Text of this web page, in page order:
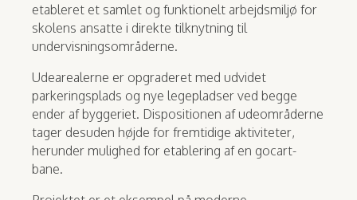
etableret et samlet og funktionelt arbejdsmiljø for
skolens ansatte i direkte tilknytning til
undervisningsområderne.
Udearealerne er opgraderet med udvidet
parkeringsplads og nye legepladser ved begge
ender af byggeriet. Dispositionen af udeområderne
tager desuden højde for fremtidige aktiviteter,
herunder mulighed for etablering af en gocart-
bane.